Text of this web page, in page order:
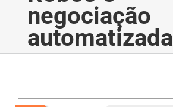
negociação
automatizada